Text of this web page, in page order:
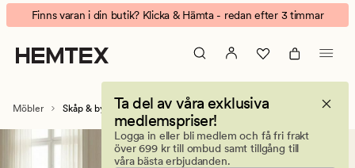
Skåp
&
byråer
smart
Animerad
banner.
Klicka
på
för
att
pausa.
Finns varan i din butik? Klicka & Hämta - redan efter 3 timmar
Ta del av våra exklusiva
medlemspriser!
Logga in eller bli medlem och få fri frakt
över 699 kr till ombud samt tillgång till
våra bästa erbjudanden.
Möbler Skåp & byråer